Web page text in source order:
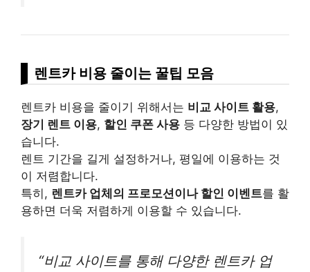
렌트카 비용 줄이는 꿀팁 모음
렌트카 비용을 줄이기 위해서는 비교 사이트 활용,
장기 렌트 이용, 할인 쿠폰 사용 등 다양한 방법이 있
습니다.
렌트 기간을 길게 설정하거나, 평일에 이용하는 것
이 저렴합니다.
특히, 렌트카 업체의 프로모션이나 할인 이벤트를 활
용하면 더욱 저렴하게 이용할 수 있습니다.
“비교 사이트를 통해 다양한 렌트카 업